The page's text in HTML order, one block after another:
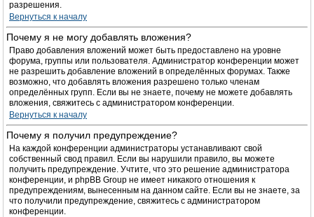
разрешения.
Вернуться к началу
Почему я не могу добавлять вложения?
Право добавления вложений может быть предоставлено на уровне
форума, группы или пользователя. Администратор конференции может
не разрешить добавление вложений в определённых форумах. Также
возможно, что добавлять вложения разрешено только членам
определённых групп. Если вы не знаете, почему не можете добавлять
вложения, свяжитесь с администратором конференции.
Вернуться к началу
Почему я получил предупреждение?
На каждой конференции администраторы устанавливают свой
собственный свод правил. Если вы нарушили правило, вы можете
получить предупреждение. Учтите, что это решение администратора
конференции, и phpBB Group не имеет никакого отношения к
предупреждениям, вынесенным на данном сайте. Если вы не знаете, за
что получили предупреждение, свяжитесь с администратором
конференции.